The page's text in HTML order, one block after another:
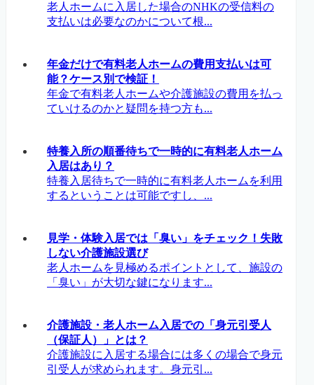
老人ホームに入居した場合のNHKの受信料の
支払いは必要なのかについて根...
年金だけで有料老人ホームの費用支払いは可
能？ケース別で検証！
年金で有料老人ホームや介護施設の費用を払っ
ていけるのかと疑問を持つ方も...
特養入所の順番待ちで一時的に有料老人ホーム
入居はあり？
特養入居待ちで一時的に有料老人ホームを利用
するということは可能ですし、...
見学・体験入居では「臭い」をチェック！失敗
しない介護施設選び
老人ホームを見極めるポイントとして、施設の
「臭い」が大切な鍵になります...
介護施設・老人ホーム入居での「身元引受人
（保証人）」とは？
介護施設に入居する場合には多くの場合で身元
引受人が求められます。身元引...